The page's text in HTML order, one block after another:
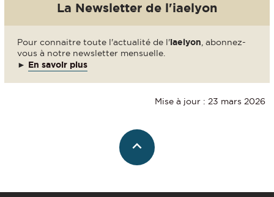
La Newsletter de l'iaelyon
Pour connaitre toute l'actualité de l'iaelyon, abonnez-
vous à notre newsletter mensuelle.
► En savoir plus
Mise à jour : 23 mars 2026